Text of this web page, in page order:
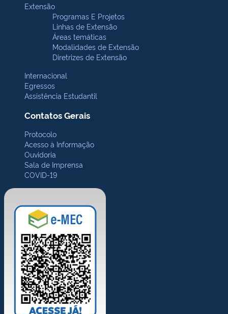
Extensão
Programas E Projetos
Linhas de Extensão
Áreas temáticas
Modalidades de Extensão
Diretrizes de Extensão
Internacional
Egressos
Assistência Estudantil
Contatos Gerais
Protocolo
Acesso à Informação
Ouvidoria
Sala de Imprensa
COVID-19